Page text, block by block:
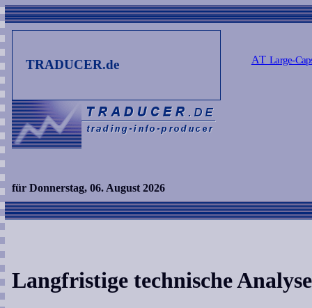
TRADUCER.de AT Large-
für Donnerstag, 06. August 2026
Langfristige technische